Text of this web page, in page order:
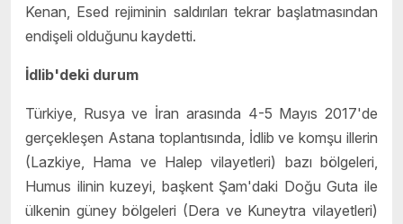
Kenan, Esed rejiminin saldırıları tekrar başlatmasından
endişeli olduğunu kaydetti.
İdlib'deki durum
Türkiye, Rusya ve İran arasında 4-5 Mayıs 2017'de
gerçekleşen Astana toplantısında, İdlib ve komşu illerin
(Lazkiye, Hama ve Halep vilayetleri) bazı bölgeleri,
Humus ilinin kuzeyi, başkent Şam'daki Doğu Guta ile
ülkenin güney bölgeleri (Dera ve Kuneytra vilayetleri)